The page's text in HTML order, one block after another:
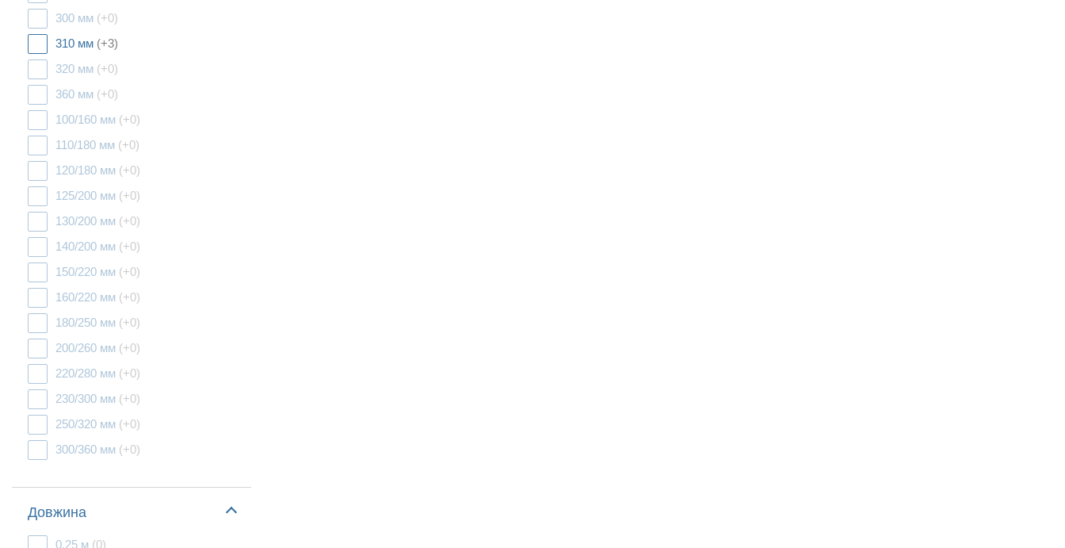
300 мм (+0)
310 мм (+3)
320 мм (+0)
360 мм (+0)
100/160 мм (+0)
110/180 мм (+0)
120/180 мм (+0)
125/200 мм (+0)
130/200 мм (+0)
140/200 мм (+0)
150/220 мм (+0)
160/220 мм (+0)
180/250 мм (+0)
200/260 мм (+0)
220/280 мм (+0)
230/300 мм (+0)
250/320 мм (+0)
300/360 мм (+0)
Довжина
0,25 м (0)